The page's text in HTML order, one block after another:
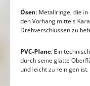
Ösen: Metallringe, die
den Vorhang mittels
Drehverschlüssen zu
PVC-Plane: Ein
durch seine glatte
und leicht zu reinigen ist.